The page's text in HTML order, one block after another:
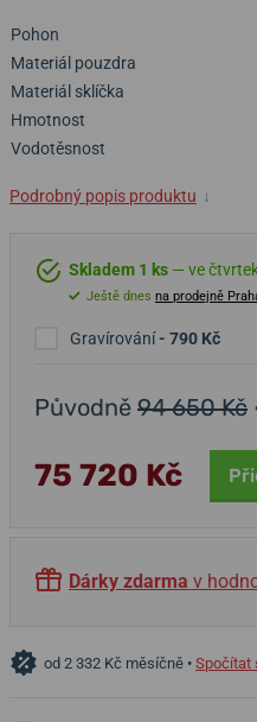
Pohon
Materiál pouzdra
Materiál sklíčka
Hmotnost
Vodotěsnost
Podrobný popis produktu ↓
Skladem 1 ks — ve
Ještě dnes na prodejně
Gravírování- 790 Kč
Původně 94 650 Kč
75 720 Kč
Dárky zdarma v
od 2 332 Kč měsíčně • Spočítat